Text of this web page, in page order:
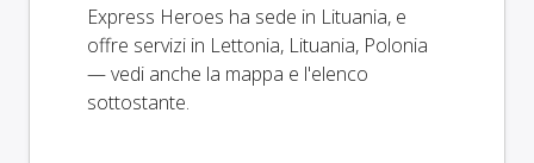
Express Heroes ha sede in Lituania, e
offre servizi in Lettonia, Lituania, Polonia
— vedi anche la mappa e l'elenco
sottostante.